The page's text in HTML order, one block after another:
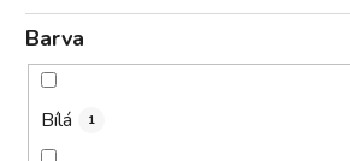
Barva
Bílá 1